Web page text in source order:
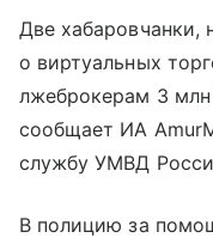
Две хабаровчанки,
о виртуальных
лжеброкерам 3 млн
сообщает ИА
службу УМВД
В полицию за